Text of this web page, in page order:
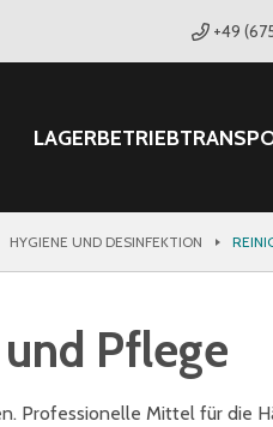
+49
LAGERBETRIEB
HYGIENE UND DESINFEKTION
Pflege
Professionelle Mittel für die